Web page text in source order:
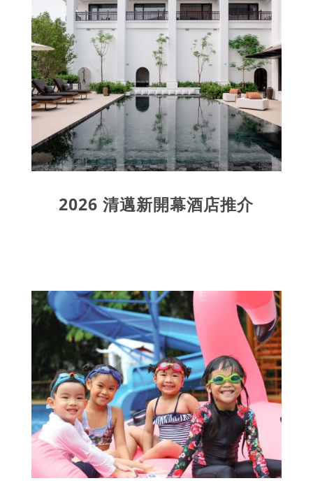
2026 清邁新開幕酒店推介